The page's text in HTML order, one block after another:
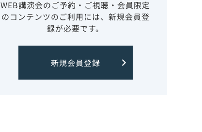
WEB講演会のご予約・ご視聴・会員限定
のコンテンツのご利用には、新規会員登
録が必要です。
新規会員登録